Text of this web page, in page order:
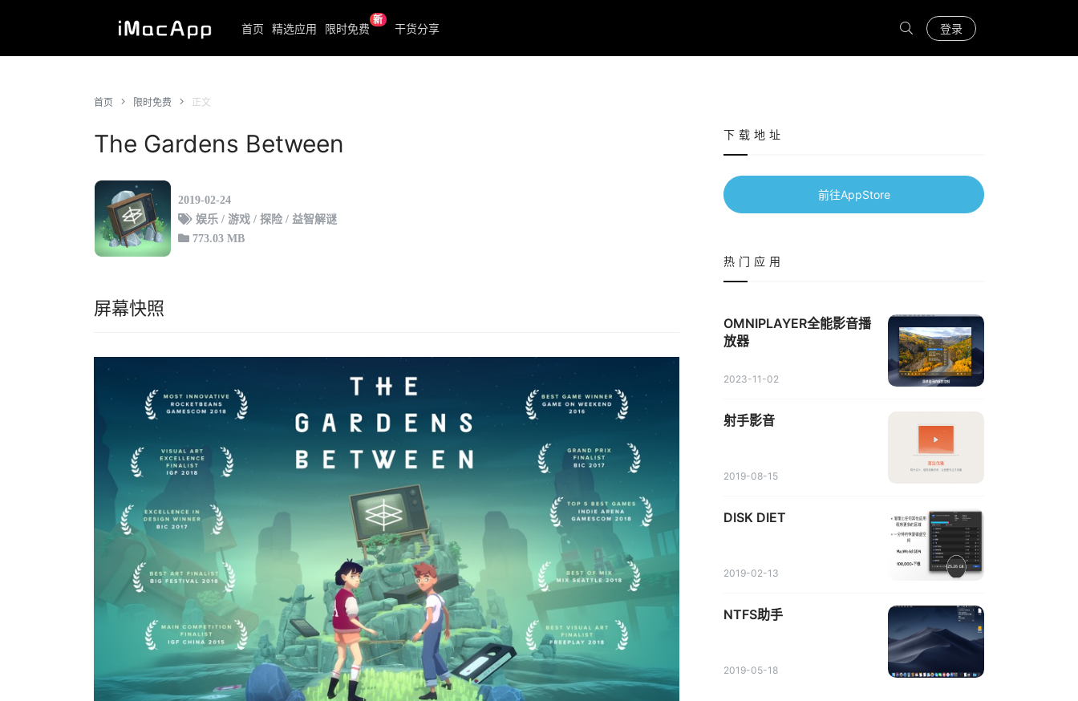
首页 精选应用 限时免费
新
干货分享 登录
首页 限时免费 正文
The Gardens Between
2019-02-24
娱乐 / 游戏 / 探险 / 益智解谜
773.03 MB
屏幕快照
下载地址
前往AppStore
热门应用
OMNIPLAYER全能影音播
放器
2023-11-02
射手影音
2019-08-15
DISK DIET
2019-02-13
NTFS助手
2019-05-18